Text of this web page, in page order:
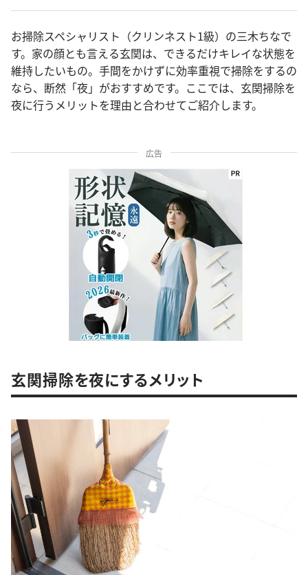
お掃除スペシャリスト（クリンネスト1級）の三木ちなで
す。家の顔とも言える玄関は、できるだけキレイな状態を
維持したいもの。手間をかけずに効率重視で掃除をするの
なら、断然「夜」がおすすめです。ここでは、玄関掃除を
夜に行うメリットを理由と合わせてご紹介します。
広告
玄関掃除を夜にするメリット